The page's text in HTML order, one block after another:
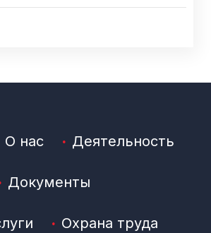
О нас Деятельность
Документы
Охрана труда